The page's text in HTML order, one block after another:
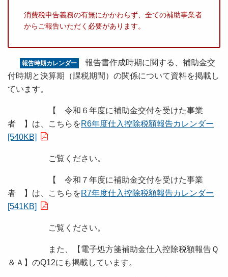
消費税申告義務の有無にかかわらず、全ての補助事業者
からご報告いただく必要があります。
報告時期カレンダー
報告書作成時期に関する、補助金交
付時期と決算期（課税期間）の関係について資料を掲載し
ています。
【 令和６年度に補助金交付を受けた事業
者 】は、こちらをR6年度仕入控除税額報告カレンダー
[540KB]
ご覧ください。
【 令和７年度に補助金交付を受けた事業
者 】は、こちらをR7年度仕入控除税額報告カレンダー
[541KB]
ご覧ください。
また、
【電子処方箋補助金仕入控除税額報告Ｑ
＆Ａ】のQ12にも掲載しています。